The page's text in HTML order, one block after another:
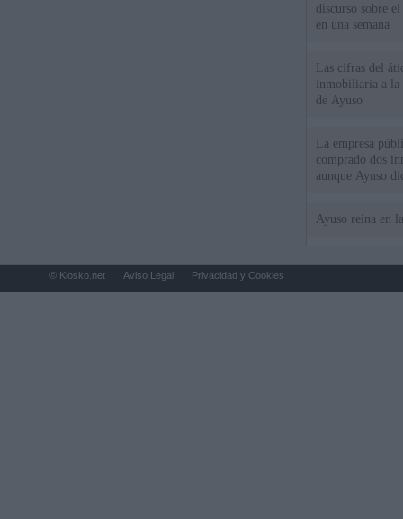
discurso sobre
en una semana
Las cifras del
inmobiliaria a la
de Ayuso
La empresa
comprado dos
aunque Ayuso
Ayuso reina en
© Kiosko.net Aviso Legal Privacidad y Cookies